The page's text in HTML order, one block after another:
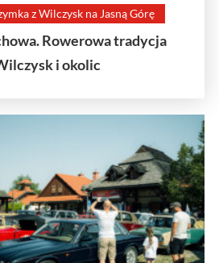
z Wilczysk na Jasną Górę
Rowerowa tradycja
i okolic